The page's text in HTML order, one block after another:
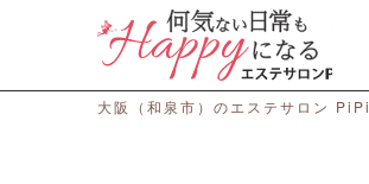
大阪（和泉市）のエステサロン PiPi